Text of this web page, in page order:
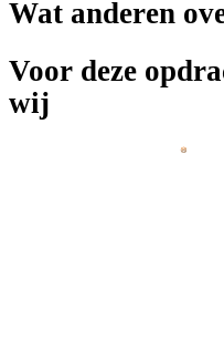
Wat anderen
Voor deze
wij